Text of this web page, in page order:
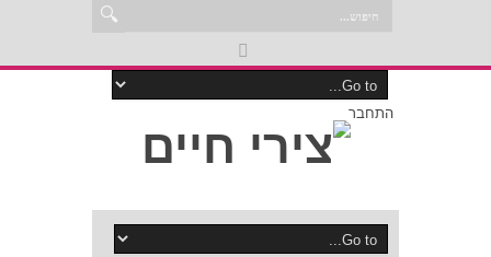
התחבר